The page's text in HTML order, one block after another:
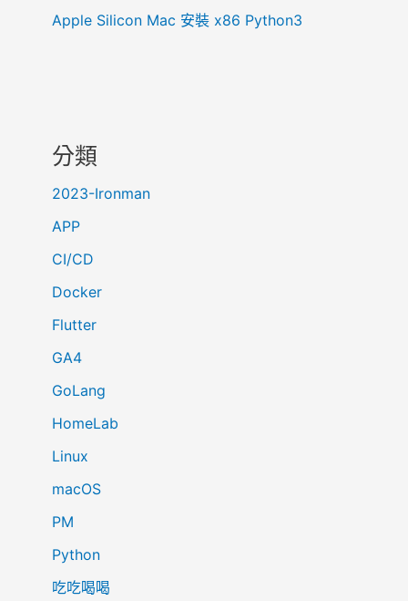
Apple Silicon Mac 安裝 x86 Python3
分類
2023-Ironman
APP
CI/CD
Docker
Flutter
GA4
GoLang
HomeLab
Linux
macOS
PM
Python
吃吃喝喝